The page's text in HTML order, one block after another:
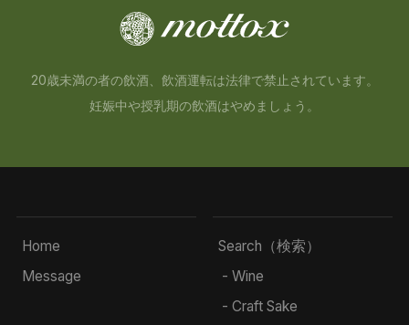
20歳未満の者の飲酒、飲酒運転は法律で禁止されています。
妊娠中や授乳期の飲酒はやめましょう。
Home
Message
Search（検索）
- Wine
- Craft Sake